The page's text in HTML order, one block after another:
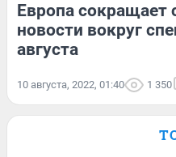
Европа сокращает
новости вокруг
августа
10 августа, 2022, 01:40 1 350